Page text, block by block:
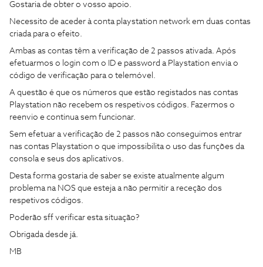
Gostaria de obter o vosso apoio.
Necessito de aceder à conta playstation network em duas contas
criada para o efeito.
Ambas as contas têm a verificação de 2 passos ativada. Após
efetuarmos o login com o ID e password aPlaystation envia o
código de verificação para o telemóvel.
A questão é que os números que estão registados nas contas
Playstation não recebem os respetivos códigos. Fazermos o
reenvio e continua sem funcionar.
Sem efetuar a verificação de 2 passos não conseguimos entrar
nas contas Playstation o que impossibilita o uso das funções da
consola e seus dos aplicativos.
Desta forma gostaria de saber se existe atualmente algum
problema na NOS que esteja a não permitir a receção dos
respetivos códigos.
Poderão sff verificar esta situação?
Obrigada desde já.
MB